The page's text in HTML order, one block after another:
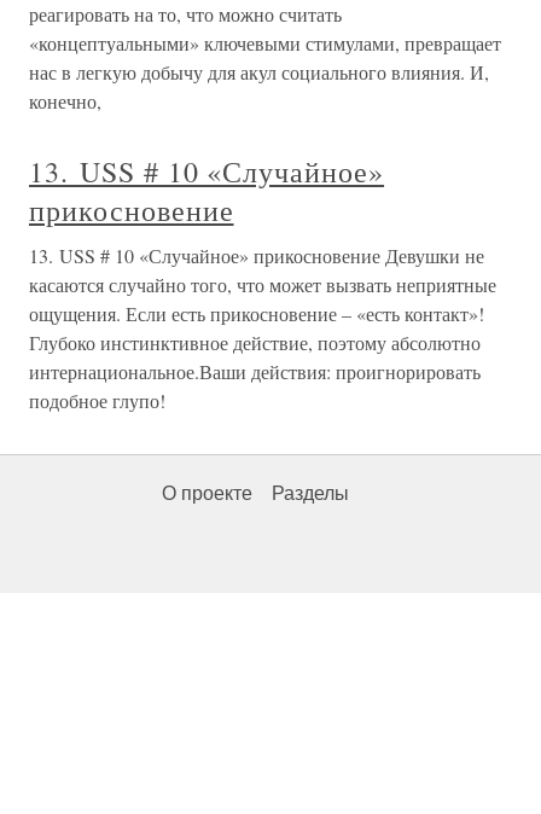
реагировать на то, что можно считать
«концептуальными» ключевыми стимулами, превращает
нас в легкую добычу для акул социального влияния. И,
конечно,
13. USS # 10 «Случайное»
прикосновение
13. USS # 10 «Случайное» прикосновение Девушки не
касаются случайно того, что может вызвать неприятные
ощущения. Если есть прикосновение – «есть контакт»!
Глубоко инстинктивное действие, поэтому абсолютно
интернациональное.Ваши действия: проигнорировать
подобное глупо!
О проекте Разделы